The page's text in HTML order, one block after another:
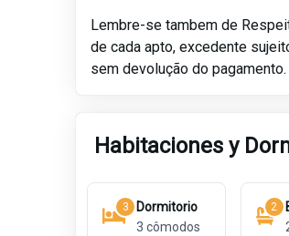
Lembre-se tambem de
de cada apto, excedente
sem devolução do pagamento.
Habitaciones y
3
Dormitorio
3 cômodos
2